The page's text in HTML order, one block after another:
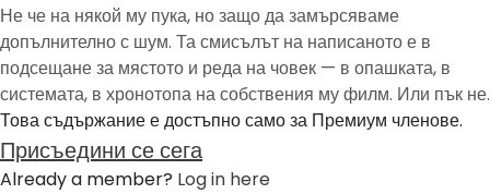
Не че на някой му пука, но защо да замърсяваме
допълнително с шум. Та смисълът на написаното е в
подсещане за мястото и реда на човек — в опашката, в
системата, в хронотопа на собствения му филм. Или пък не.
Това съдържание е достъпно само за Премиум членове.
Присъедини се сега
Already a member? Log in here